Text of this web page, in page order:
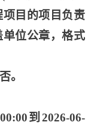
目的项目负责
位公章，格式
。
到2026-06-